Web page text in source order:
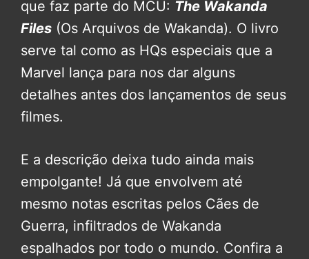
que faz parte do MCU: The Wakanda
Files (Os Arquivos de Wakanda). O livro
serve tal como as HQs especiais que a
Marvel lança para nos dar alguns
detalhes antes dos lançamentos de seus
filmes.
E a descrição deixa tudo ainda mais
empolgante! Já que envolvem até
mesmo notas escritas pelos Cães de
Guerra, infiltrados de Wakanda
espalhados por todo o mundo. Confira a